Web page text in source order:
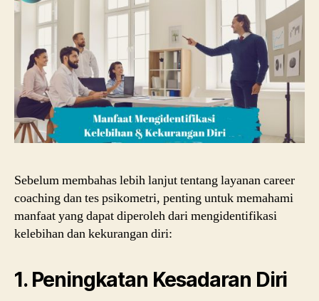
Sebelum membahas lebih lanjut tentang layanan career
coaching dan tes psikometri, penting untuk memahami
manfaat yang dapat diperoleh dari mengidentifikasi
kelebihan dan kekurangan diri:
1. Peningkatan Kesadaran Diri